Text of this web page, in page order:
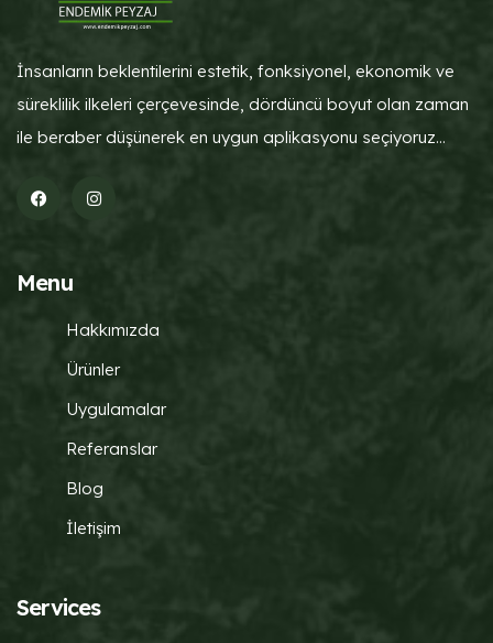
İnsanların beklentilerini estetik, fonksiyonel, ekonomik ve
süreklilik ilkeleri çerçevesinde, dördüncü boyut olan zaman
ile beraber düşünerek en uygun aplikasyonu seçiyoruz...
Menu
Hakkımızda
Ürünler
Uygulamalar
Referanslar
Blog
İletişim
Services